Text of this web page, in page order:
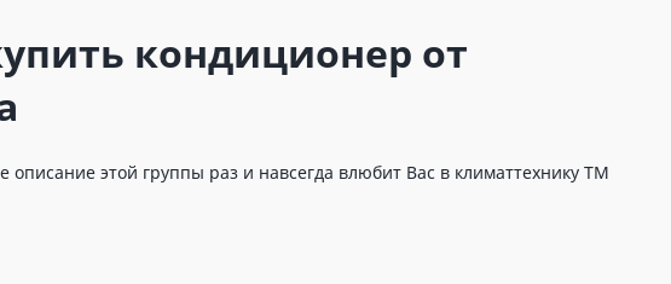
кондиционер от
этой группы раз и навсегда влюбит Вас в климаттехнику ТМ